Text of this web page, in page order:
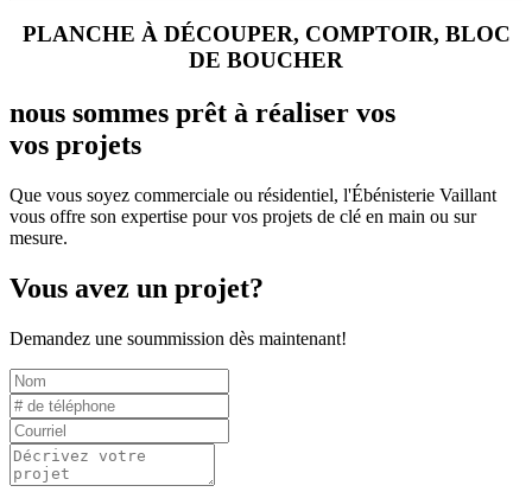
PLANCHE À DÉCOUPER, COMPTOIR, BLOC
DE BOUCHER
nous sommes prêt à réaliser vos
vos projets
Que vous soyez commerciale ou résidentiel, l'Ébénisterie Vaillant
vous offre son expertise pour vos projets de clé en main ou sur
mesure.
Vous avez un projet?
Demandez une soummission dès maintenant!